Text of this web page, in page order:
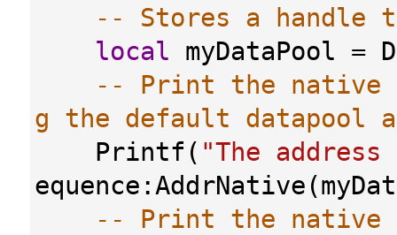
-- Stores a handle
local myDataPool =
-- Print the native
g the default datapool
Printf ( "The
equence :AddrNative (
-- Print the native